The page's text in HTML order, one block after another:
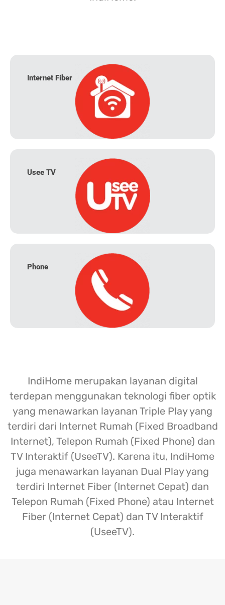
Internet Fiber
Usee TV
Phone
IndiHome merupakan layanan digital
terdepan menggunakan teknologi fiber optik
yang menawarkan layanan Triple Play yang
terdiri dari Internet Rumah (Fixed Broadband
Internet), Telepon Rumah (Fixed Phone) dan
TV Interaktif (UseeTV). Karena itu, IndiHome
juga menawarkan layanan Dual Play yang
terdiri Internet Fiber (Internet Cepat) dan
Telepon Rumah (Fixed Phone) atau Internet
Fiber (Internet Cepat) dan TV Interaktif
(UseeTV).